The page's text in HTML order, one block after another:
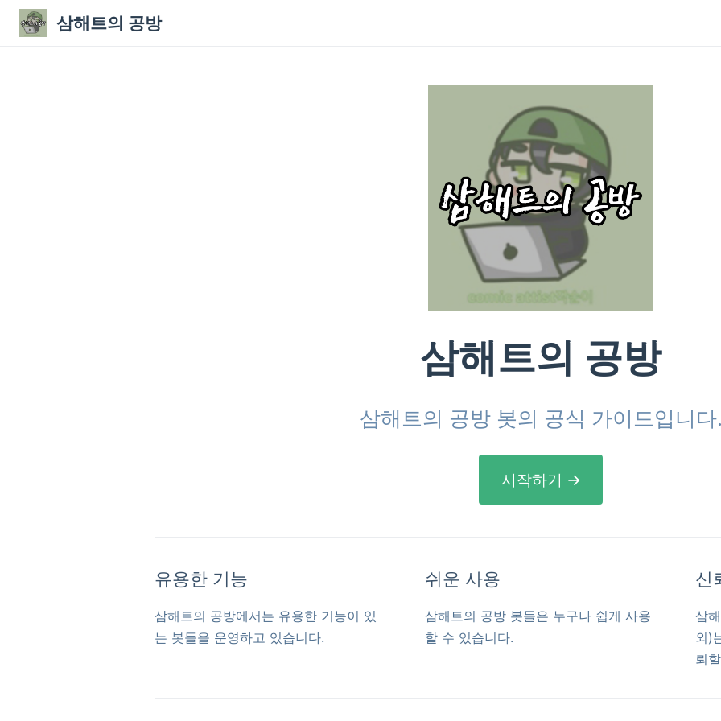
삼해트의 공방
삼해트의 공방
삼해트의 공방 봇의 공식 가이드입니다.
시작하기 →
유용한 기능
삼해트의 공방에서는 유용한 기능이 있
는 봇들을 운영하고 있습니다.
쉬운 사용
삼해트의 공방 봇들은 누구나 쉽게 사용
할 수 있습니다.
신
삼
외)
뢰